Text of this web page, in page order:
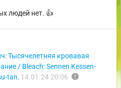
людей нет. 👍
Тысячелетняя кровавая
/ Bleach: Sennen Kessen-
tan, 14.01.24 20:06 report